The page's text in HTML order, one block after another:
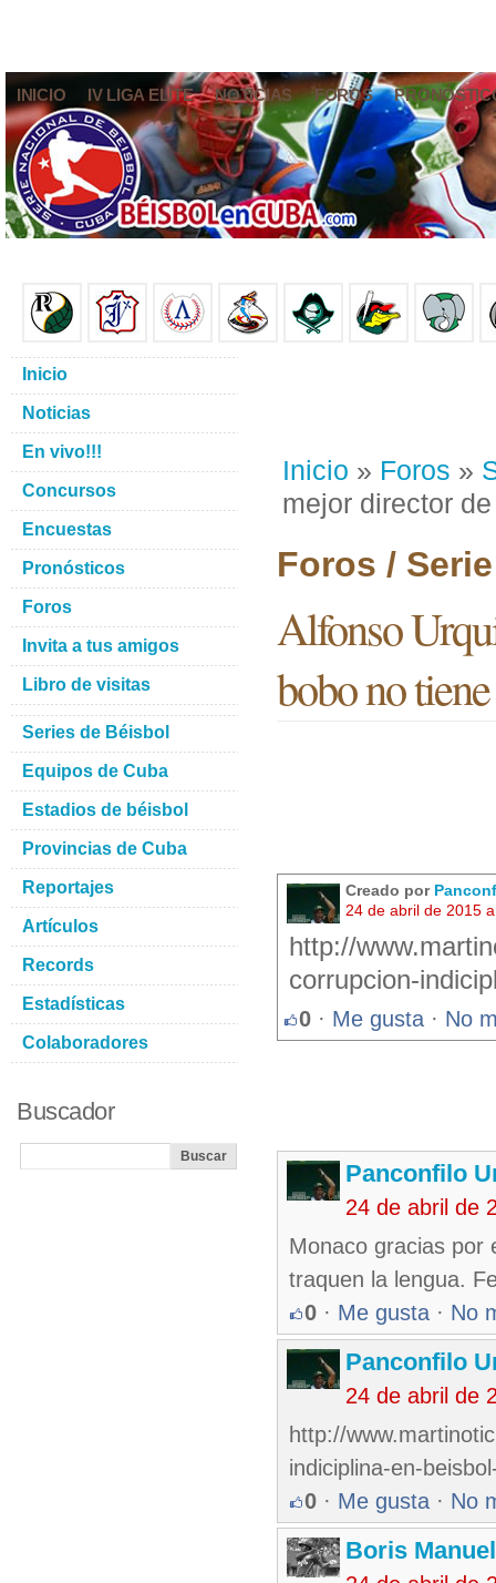
INICIO IV LIGA ELITE NOTICIAS FOROS
Inicio » Foros »
mejor director
Foros /
Alfonso
bobo no
Creado por
24 de abril de 2015
http://
corrupcion-
0 · Me gusta · No
Panconfilo
24 de abril de
Monaco gracias por
traquen la lengua.
0 · Me gusta · No
Panconfilo
24 de abril de
http://
indiciplina-en-
0 · Me gusta · No
Boris
Inicio
Noticias
En vivo!!!
Concursos
Encuestas
Pronósticos
Foros
Invita a tus amigos
Libro de visitas
Series de Béisbol
Equipos de Cuba
Estadios de béisbol
Provincias de Cuba
Reportajes
Artículos
Records
Estadísticas
Colaboradores
Buscador